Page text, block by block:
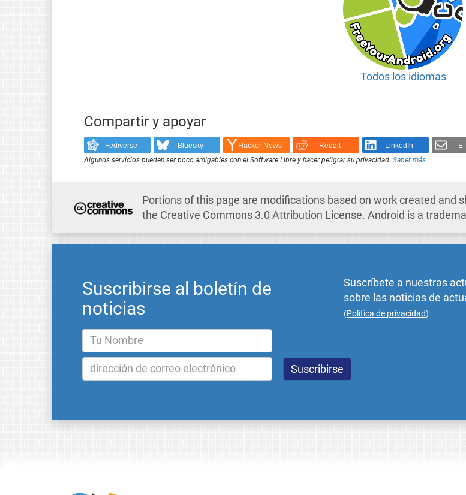
Todos los idiomas
Compartir y apoyar
Fediverse Bluesky Hacker News Reddit LinkedIn
Algunos servicios pueden ser poco amigables con el Software Libre y hacer peligrar su privacidad. Saber más.
Portions of this page are modifications based on work created and
the Creative Commons 3.0 Attribution License. Android is a
Suscribirse al boletín de
noticias
Suscríbete a nuestras
sobre las noticias de
(Política de privacidad)